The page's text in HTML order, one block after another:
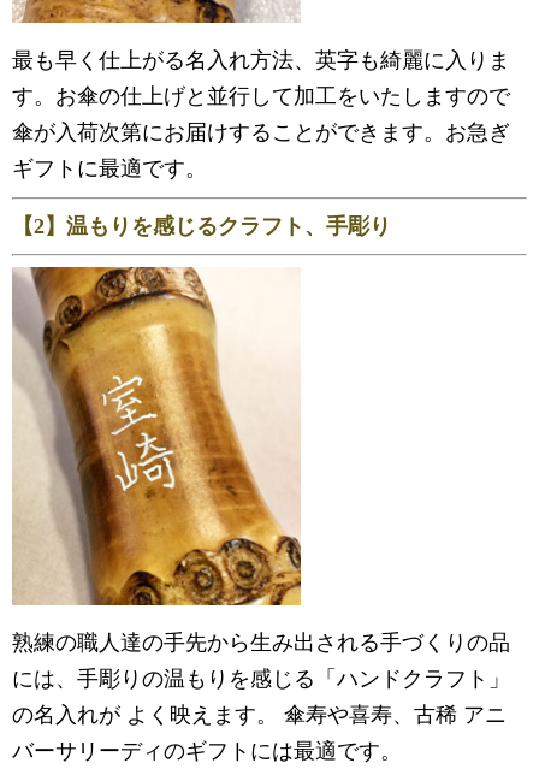
最も早く仕上がる名入れ方法、英字も綺麗に入りま
す。お傘の仕上げと並行して加工をいたしますので
傘が入荷次第にお届けすることができます。お急ぎ
ギフトに最適です。
【2】温もりを感じるクラフト、手彫り
熟練の職人達の手先から生み出される手づくりの品
には、手彫りの温もりを感じる「ハンドクラフト」
の名入れが よく映えます。 傘寿や喜寿、古稀 アニ
バーサリーディのギフトには最適です。